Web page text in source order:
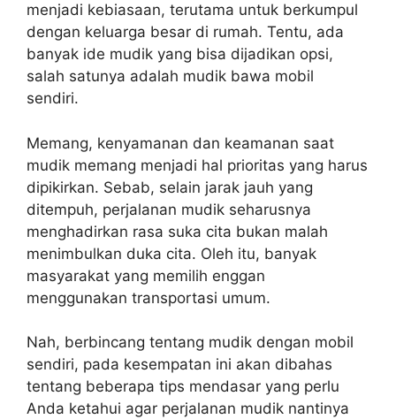
menjadi kebiasaan, terutama untuk berkumpul
dengan keluarga besar di rumah. Tentu, ada
banyak ide mudik yang bisa dijadikan opsi,
salah satunya adalah mudik bawa mobil
sendiri.
Memang, kenyamanan dan keamanan saat
mudik memang menjadi hal prioritas yang harus
dipikirkan. Sebab, selain jarak jauh yang
ditempuh, perjalanan mudik seharusnya
menghadirkan rasa suka cita bukan malah
menimbulkan duka cita. Oleh itu, banyak
masyarakat yang memilih enggan
menggunakan transportasi umum.
Nah, berbincang tentang mudik dengan mobil
sendiri, pada kesempatan ini akan dibahas
tentang beberapa tips mendasar yang perlu
Anda ketahui agar perjalanan mudik nantinya